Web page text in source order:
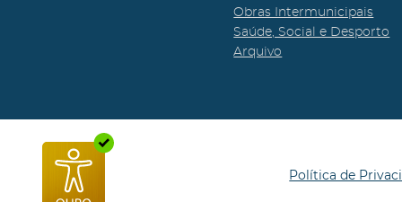
Obras Intermunicipais
Saúde, Social e Desporto
Arquivo
Política de